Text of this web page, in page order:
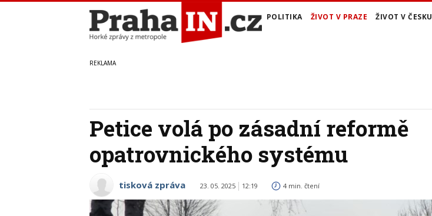
POLITIKA ŽIVOT V PRAZE ŽIVOT V ČESKU
Petice volá po zásadní reformě
opatrovnického systému
tisková zpráva 23. 05. 2025 12:19 4 min. čtení